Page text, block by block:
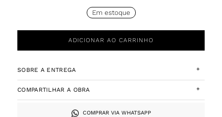
Em estoque
ADICIONAR AO CARRINHO
SOBRE A ENTREGA +
COMPARTILHAR A OBRA +
COMPRAR VIA WHATSAPP